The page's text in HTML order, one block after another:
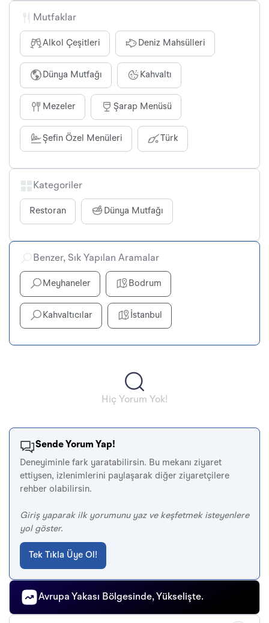
Mutfaklar
Alkol Çeşitleri Deniz Mahsülleri
Dünya Mutfağı Kahvaltı
Mezeler Şarap Menüsü
Şefin Özel Menüleri Türk
Kategoriler
Restoran Dünya Mutfağı
Benzer, Sık Yapılan Aramalar
Meyhaneler Bodrum
Kahvaltıcılar İstanbul
Hiç Yorum Yok!
Sende Yorum Yap!
Deneyiminle fark yaratabilirsin. Bu mekanı ziyaret
ettiysen, izlenimlerini paylaşarak diğer ziyaretçilere
rehber olabilirsin.
Giriş yaparak ilk yorumunu yaz ve keşfetmek isteyenlere
yol göster.
Tek Tıkla Üye Ol!
Avrupa Yakası Bölgesinde, Yükselişte.